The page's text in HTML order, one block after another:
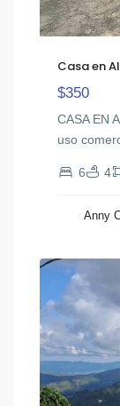
Casa en
$350
CASA EN
uso
6 4
Anny
Colonia